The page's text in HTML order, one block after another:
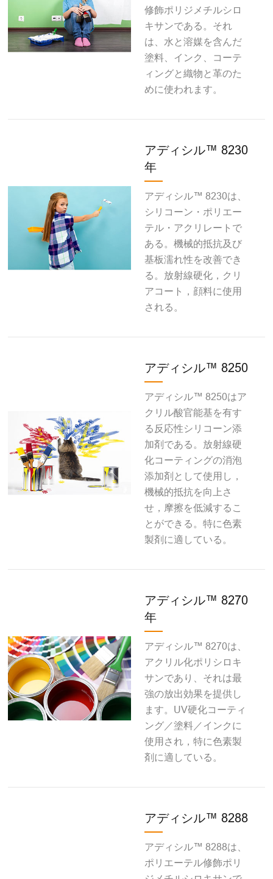
修飾ポリジメチルシロ
キサンである。それ
は、水と溶媒を含んだ
塗料、インク、コーテ
ィングと織物と革のた
めに使われます。
アディシル™ 8230
年
アディシル™ 8230は、
シリコーン・ポリエー
テル・アクリレートで
ある。機械的抵抗及び
基板濡れ性を改善でき
る。放射線硬化，クリ
アコート，顔料に使用
される。
アディシル™ 8250
アディシル™ 8250はア
クリル酸官能基を有す
る反応性シリコーン添
加剤である。放射線硬
化コーティングの消泡
添加剤として使用し，
機械的抵抗を向上さ
せ，摩擦を低減するこ
とができる。特に色素
製剤に適している。
アディシル™ 8270
年
アディシル™ 8270は、
アクリル化ポリシロキ
サンであり、それは最
強の放出効果を提供し
ます。UV硬化コーティ
ング／塗料／インクに
使用され，特に色素製
剤に適している。
アディシル™ 8288
アディシル™ 8288は、
ポリエーテル修飾ポリ